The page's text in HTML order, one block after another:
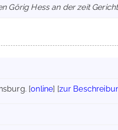
Görig Hess an der zeit
[online] [zur